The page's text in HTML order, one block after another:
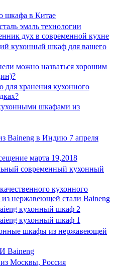
шкафа в Китае
эмаль технологии
дух в современной кухне
кухонный шкаф для вашего
можно назваться хорошим
для хранения кухонного
шкафами из
Baineng в Индию 7 апреля
марта 19,2018
современный кухонный
кухонного
нержавеющей стали Baineng
кухонный шкаф 2
кухонный шкаф 1
шкафы из нержавеющей
Москвы, Россия